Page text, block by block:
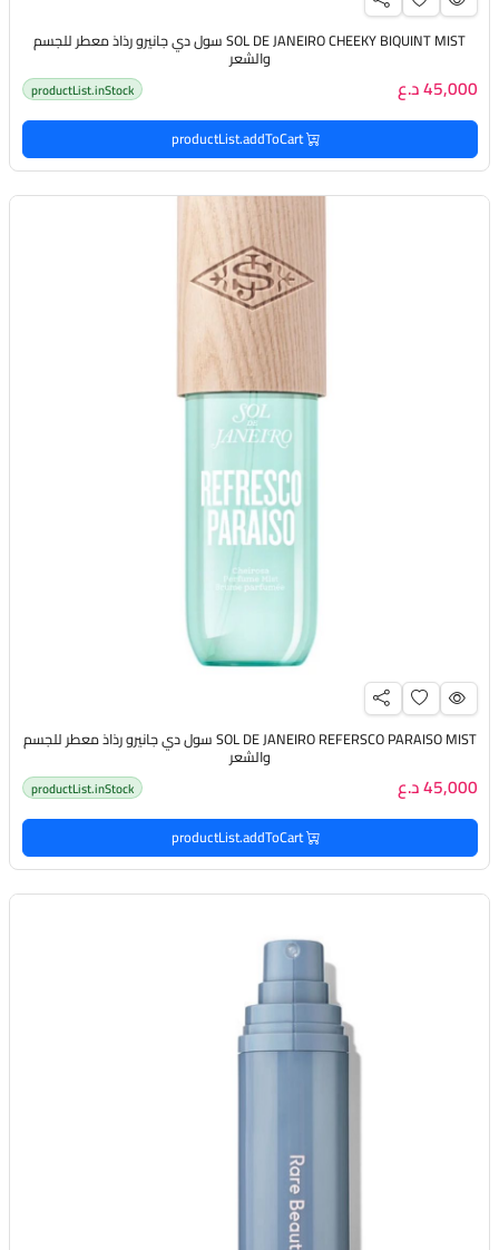
SOL DE JANEIRO CHEEKY BIQUINT MIST سول دي جانيرو رذاذ معطر للجسم
والشعر
45,000 د.ع productList.inStock
productList.addToCart
SOL DE JANEIRO REFERSCO PARAISO MIST سول دي جانيرو رذاذ معطر للجسم
والشعر
45,000 د.ع productList.inStock
productList.addToCart